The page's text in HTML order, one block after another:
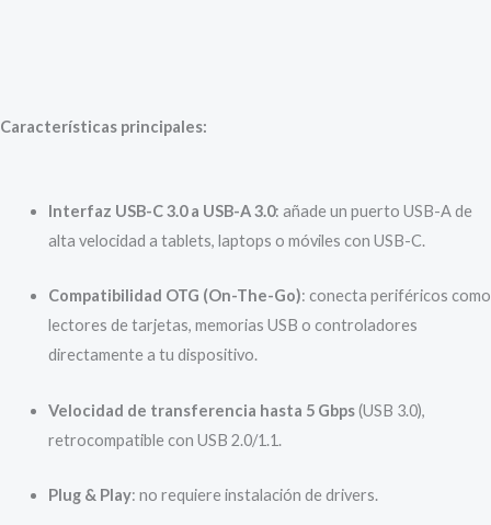
A
Características principales:
Interfaz USB-C 3.0 a USB-A 3.0: añade un puerto USB-A de
alta velocidad a tablets, laptops o móviles con USB-C.
Compatibilidad OTG (On-The-Go): conecta periféricos como
lectores de tarjetas, memorias USB o controladores
directamente a tu dispositivo.
Velocidad de transferencia hasta 5 Gbps(USB 3.0),
retrocompatible con USB 2.0/1.1.
Plug & Play: no requiere instalación de drivers.